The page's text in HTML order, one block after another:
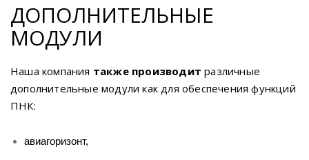
ДОПОЛНИТЕЛЬНЫЕ
МОДУЛИ
Наша компания также производит различные
дополнительные модули как для обеспечения функций
ПНК:
авиагоризонт,